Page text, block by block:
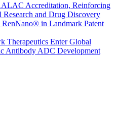
Accreditation, Reinforcing
Research and Drug Discovery
RenNano® in Landmark Patent
Therapeutics Enter Global
Antibody ADC Development